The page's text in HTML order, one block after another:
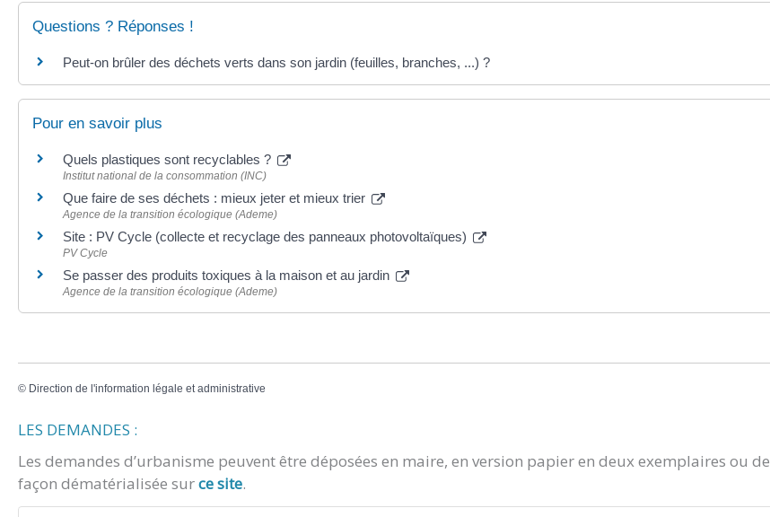
Questions ? Réponses !
Peut-on brûler des déchets verts dans son jardin (feuilles, branches, ...) ?
Pour en savoir plus
Quels plastiques sont recyclables ?
Institut national de la consommation (INC)
Que faire de ses déchets : mieux jeter et mieux trier
Agence de la transition écologique (Ademe)
Site : PV Cycle (collecte et recyclage des panneaux photovoltaïques)
PV Cycle
Se passer des produits toxiques à la maison et au jardin
Agence de la transition écologique (Ademe)
© Direction de l'information légale et administrative
LES DEMANDES :
Les demandes d’urbanisme peuvent être déposées en maire, en version papier en deux exemplaires ou de
façon dématérialisée surce site.